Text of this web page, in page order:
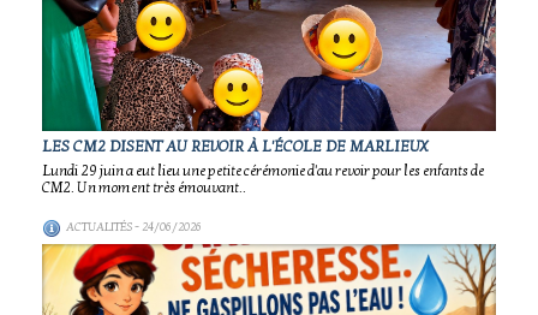
LES CM2 DISENT AU REVOIR À L'ÉCOLE DE MARLIEUX
Lundi 29 juin a eut lieu une petite cérémonie d'au revoir pour les enfants de
CM2. Un moment très émouvant..
ACTUALITÉS- 24/06/2026